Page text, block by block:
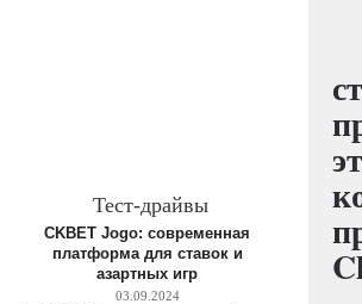
Тест-драйвы
CKBET Jogo: современная
платформа для ставок и
азартных игр
03.09.2024